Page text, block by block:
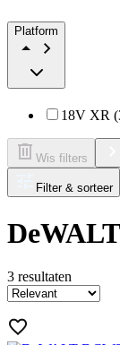
Platform
18V XR
Wis filters
Filter & sorteer
3 resultaten